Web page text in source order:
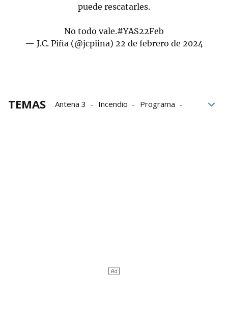
puede rescatarles.
No todo vale.#YAS22Feb
— J.C. Piña (@jcpiina) 22 de febrero de 2024
TEMAS Antena 3 Incendio
Programa